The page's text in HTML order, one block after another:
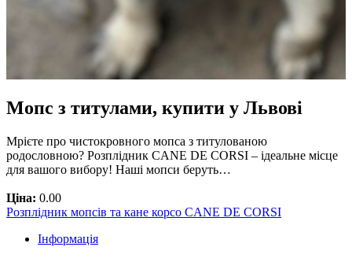
Мопс з титулами, купити у Львові
Мрієте про чистокровного мопса з титулованою
родословною? Розплідник CANE DE CORSI – ідеальне місце
для вашого вибору! Наші мопси беруть…
Ціна: 0.00
Розплідник мопсів та кане корсо CANE DE CORSI
Інформація